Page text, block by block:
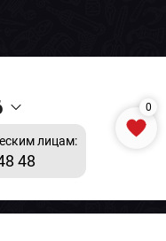
лицам:
48
0